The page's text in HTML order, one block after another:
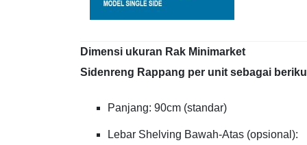
Dimensi ukuran Rak Minimarket
Sidenreng Rappang per unit sebagai
Panjang: 90cm (standar)
Lebar Shelving Bawah-Atas (opsional):